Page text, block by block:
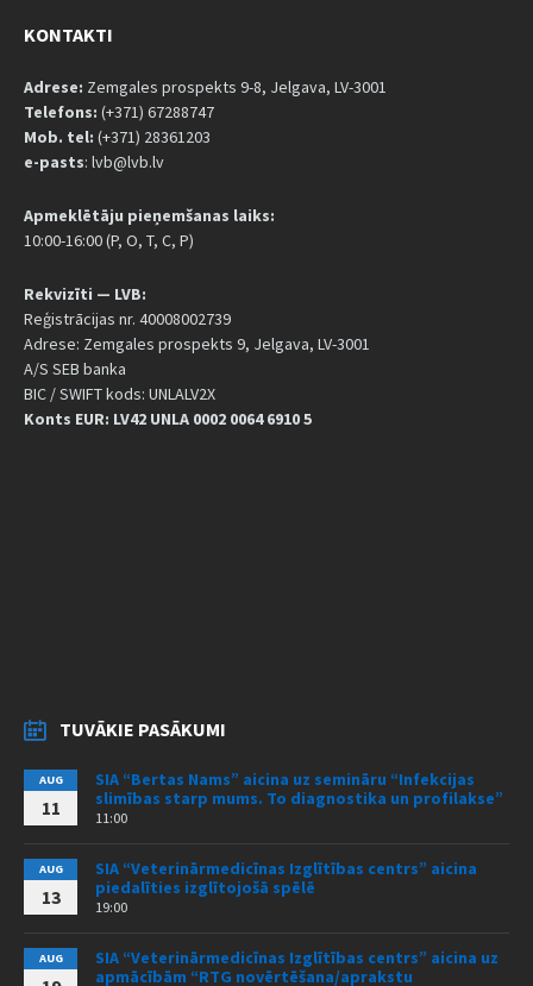
KONTAKTI
Adrese: Zemgales prospekts 9-8, Jelgava, LV-3001
Telefons: (+371) 67288747
Mob. tel: (+371) 28361203
e-pasts: lvb@lvb.lv
Apmeklētāju pieņemšanas laiks:
10:00-16:00 (P, O, T, C, P)
Rekvizīti — LVB:
Reģistrācijas nr. 40008002739
Adrese: Zemgales prospekts 9, Jelgava, LV-3001
A/S SEB banka
BIC / SWIFT kods: UNLALV2X
Konts EUR: LV42 UNLA 0002 0064 6910 5
TUVĀKIE PASĀKUMI
AUG
11
SIA “Bertas Nams” aicina uz semināru “Infekcijas
slimības starp mums. To diagnostika un profilakse”
11:00
AUG
13
SIA “Veterinārmedicīnas Izglītības centrs” aicina
piedalīties izglītojošā spēlē
19:00
AUG
SIA “Veterinārmedicīnas Izglītības centrs” aicina uz
apmācībām “RTG novērtēšana/aprakstu